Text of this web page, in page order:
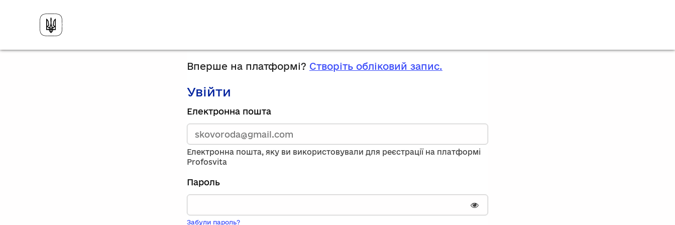
Вперше на платформі? Створіть обліковий запис.
Увійти
Зареєструйтесь,
використавши
електронну
адресу
та
пароль.
Якщо
вас
немає
запису,
Електронна пошта
Електронна пошта, яку ви використовували для реєстрації на платформі
Profosvita
Пароль
Показати пароль
Забули пароль?